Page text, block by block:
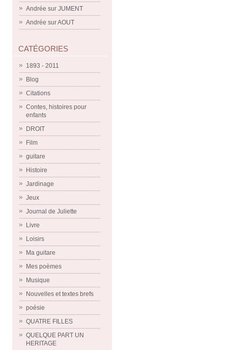
Andrée sur JUMENT
Andrée surAOUT
CATÉGORIES
1893 - 2011
Blog
Citations
Contes, histoires pour
enfants
DROIT
Film
guitare
Histoire
Jardinage
Jeux
Journal de Juliette
Livre
Loisirs
Ma guitare
Mes poèmes
Musique
Nouvelles et textes brefs
poésie
QUATRE FILLES
QUELQUE PART UN
HERITAGE